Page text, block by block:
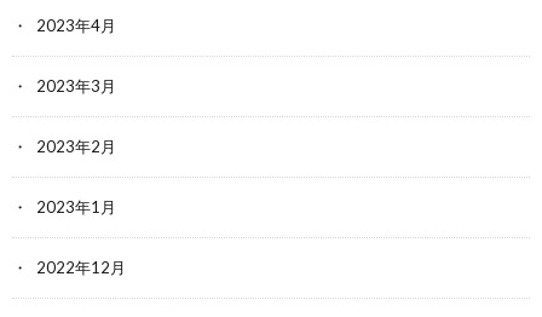
2023年4月
2023年3月
2023年2月
2023年1月
2022年12月